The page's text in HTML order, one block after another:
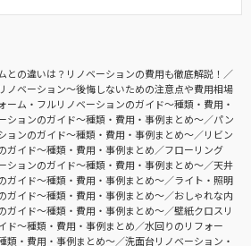
との違いは？リノベーションの費用も徹底解説！
ノベーション〜後悔しないための注意点や費用相場
ーム・フルリノベーションのガイド〜種類・費用・
ションのガイド〜種類・費用・事例まとめ〜
パン
ョンのガイド〜種類・費用・事例まとめ〜
リビン
ガイド〜種類・費用・事例まとめ
フローリング
ションのガイド〜種類・費用・事例まとめ〜
天井
ガイド〜種類・費用・事例まとめ〜
ライト・照明
ガイド〜種類・費用・事例まとめ〜
おしゃれな内
ガイド〜種類・費用・事例まとめ〜
壁紙クロスリ
ド〜種類・費用・事例まとめ
水回りのリフォー
類・費用・事例まとめ〜
洗面台リノベーション・